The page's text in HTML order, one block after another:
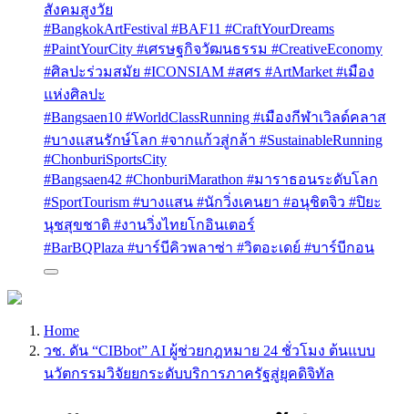
สังคมสูงวัย
#BangkokArtFestival #BAF11 #CraftYourDreams
#PaintYourCity #เศรษฐกิจวัฒนธรรม #CreativeEconomy
#ศิลปะร่วมสมัย #ICONSIAM #สศร #ArtMarket #เมือง
แห่งศิลปะ
#Bangsaen10 #WorldClassRunning #เมืองกีฬาเวิลด์คลาส
#บางแสนรักษ์โลก #จากแก้วสู่กล้า #SustainableRunning
#ChonburiSportsCity
#Bangsaen42 #ChonburiMarathon #มาราธอนระดับโลก
#SportTourism #บางแสน #นักวิ่งเคนยา #อนุชิตจิว #ปิยะ
นุชสุขชาติ #งานวิ่งไทยโกอินเตอร์
#BarBQPlaza #บาร์บีคิวพลาซ่า #วิตอะเดย์ #บาร์บีกอน
Home
วช. ดัน “CIBbot” AI ผู้ช่วยกฎหมาย 24 ชั่วโมง ต้นแบบ
นวัตกรรมวิจัยยกระดับบริการภาครัฐสู่ยุคดิจิทัล